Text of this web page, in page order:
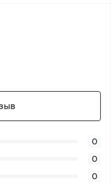
0
0
0